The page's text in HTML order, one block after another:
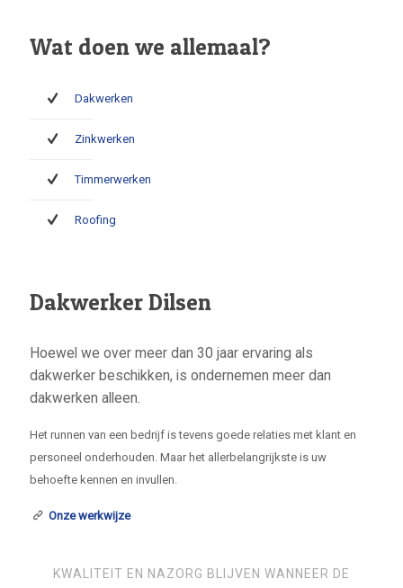
Wat doen we allemaal?
Dakwerken
Zinkwerken
Timmerwerken
Roofing
Dakwerker Dilsen
Hoewel we over meer dan 30 jaar ervaring als
dakwerker beschikken, is ondernemen meer dan
dakwerken alleen.
Het runnen van een bedrijf is tevens goede relaties met klant en
personeel onderhouden. Maar het allerbelangrijkste is uw
behoefte kennen en invullen.
Onze werkwijze
KWALITEIT EN NAZORG BLIJVEN WANNEER DE